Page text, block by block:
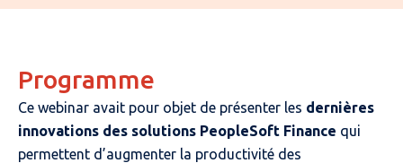
Programme
Ce webinar avait pour objet de présenter les dernières
innovations des solutions PeopleSoft Finance qui
permettent d’augmenter la productivité des